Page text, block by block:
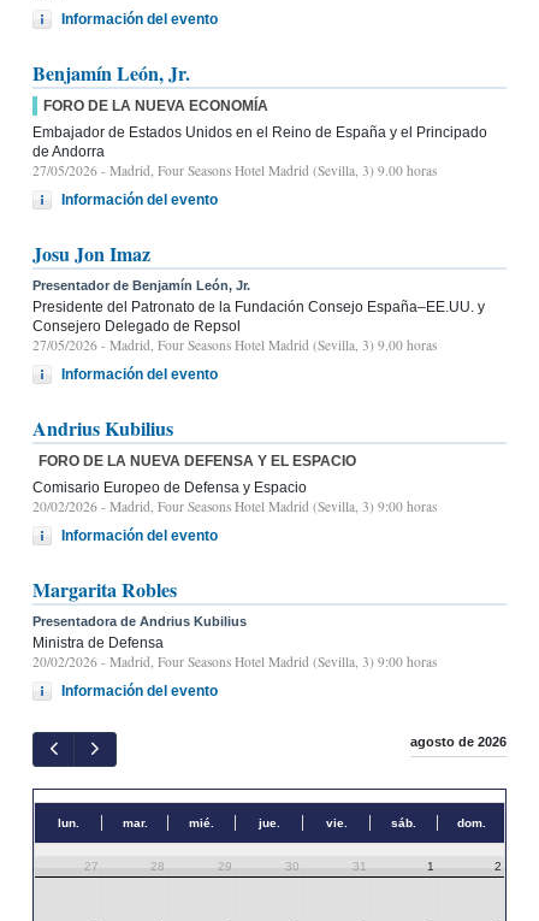
Información del evento
Benjamín León, Jr.
FORO DE LA NUEVA ECONOMÍA
Embajador de Estados Unidos en el Reino de España y el Principado
de Andorra
27/05/2026 - Madrid, Four Seasons Hotel Madrid (Sevilla, 3) 9.00 horas
Información del evento
Josu Jon Imaz
Presentador de Benjamín León, Jr.
Presidente del Patronato de la Fundación Consejo España–EE.UU. y
Consejero Delegado de Repsol
27/05/2026 - Madrid, Four Seasons Hotel Madrid (Sevilla, 3) 9.00 horas
Información del evento
Andrius Kubilius
FORO DE LA NUEVA DEFENSA Y EL ESPACIO
Comisario Europeo de Defensa y Espacio
20/02/2026 - Madrid, Four Seasons Hotel Madrid (Sevilla, 3) 9:00 horas
Información del evento
Margarita Robles
Presentadora de Andrius Kubilius
Ministra de Defensa
20/02/2026 - Madrid, Four Seasons Hotel Madrid (Sevilla, 3) 9:00 horas
Información del evento
agosto de 2026
lun. mar. mié. jue. vie. sáb. dom.
27 28 29 30 31 1 2